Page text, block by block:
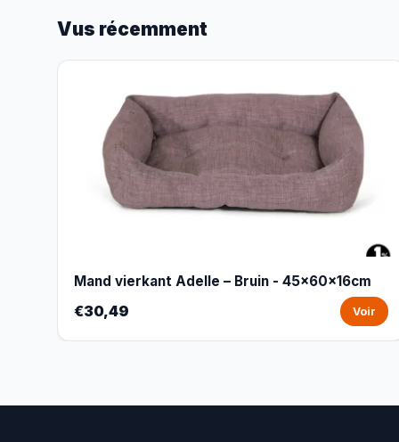
Vus récemment
Mand vierkant Adelle – Bruin - 45x60x16cm
€30,49 Voir